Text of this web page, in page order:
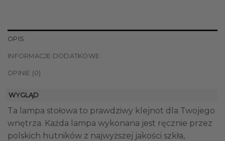
OPIS
INFORMACJE DODATKOWE
OPINIE (0)
WYGLĄD
Ta lampa stołowa to prawdziwy klejnot dla Twojego
wnętrza. Każda lampa wykonana jest ręcznie przez
polskich hutników z najwyższej jakości szkła,